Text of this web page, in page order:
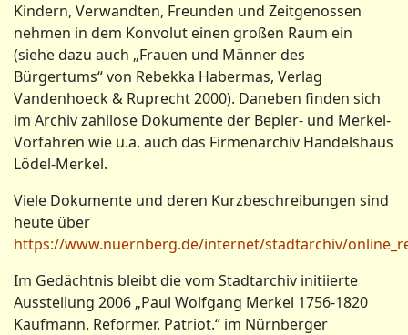
Kindern, Verwandten, Freunden und Zeitgenossen
nehmen in dem Konvolut einen großen Raum ein
(siehe dazu auch „Frauen und Männer des
Bürgertums“ von Rebekka Habermas, Verlag
Vandenhoeck & Ruprecht 2000). Daneben finden sich
im Archiv zahllose Dokumente der Bepler- und Merkel-
Vorfahren wie u.a. auch das Firmenarchiv Handelshaus
Lödel-Merkel.
Viele Dokumente und deren Kurzbeschreibungen sind
heute über
https://www.nuernberg.de/internet/stadtarchiv/
Im Gedächtnis bleibt die vom Stadtarchiv initiierte
Ausstellung 2006 „Paul Wolfgang Merkel 1756-1820
Kaufmann. Reformer. Patriot.“ im Nürnberger